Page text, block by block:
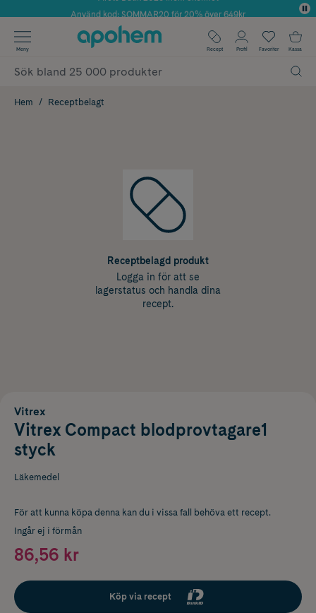
Använd kod: SOMMAR20 för 20% över 649kr
✓ Fri frakt
✓ Poäng på alla köp*
Meny Recept Profil Favoriter Kassa
Hem Receptbelagt
Receptbelagd produkt
Logga in för att se
lagerstatus och handla dina
recept.
Vitrex
Vitrex Compact blodprovtagare1
styck
Läkemedel
För att kunna köpa denna kan du i vissa fall behöva ett recept.
Ingår ej i förmån
86,56 kr
Köp via recept